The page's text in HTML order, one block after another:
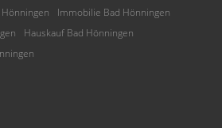
Immobilie Bad Hönningen
Hauskauf Bad Hönningen